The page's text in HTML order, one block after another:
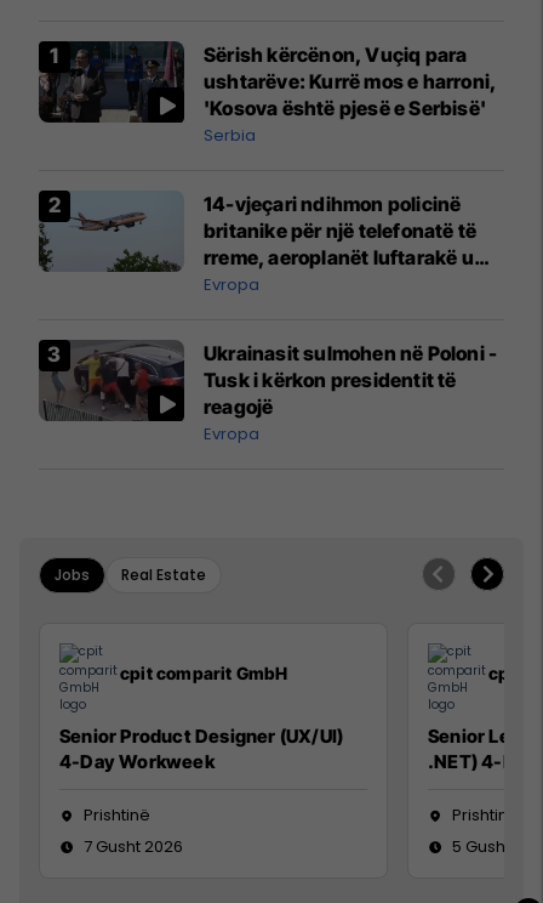
Sërish kërcënon, Vuçiq para
ushtarëve: Kurrë mos e harroni,
'Kosova është pjesë e Serbisë'
Serbia
14-vjeçari ndihmon policinë
britanike për një telefonatë të
rreme, aeroplanët luftarakë u
ngritën në ajër për të
Mançesterit
Evropa
Ukrainasit sulmohen në Poloni -
Tusk i kërkon presidentit të
reagojë
Evropa
Jobs Real Estate
cpit comparit GmbH
Senior Product Designer (UX/UI)
4-Day Workweek
Prishtinë
7 Gusht 2026
cpit
Senior Lead
.NET) 4-
Prishtinë
5 Gusht